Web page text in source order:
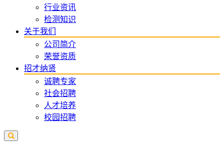
行业资讯
检测知识
关于我们
公司简介
荣誉资质
招才纳贤
诚聘专家
社会招聘
人才培养
校园招聘